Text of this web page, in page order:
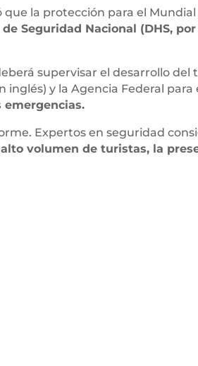
la protección para el
Seguridad Nacional (DHS,
supervisar el desarrollo del
inglés) y la Agencia Federal
emergencias.
Expertos en seguridad
volumen de turistas, la